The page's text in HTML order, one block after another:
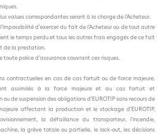
values correspondantes seront à la charge de l’Acheteur.
d’exercer du fait de l’Acheteur ou de tout autre
le temps perdu et tous les autres frais engagés de ce fait
de la prestation.
toute police d’assurance couvrant ces risques.
contractuelles en cas de cas fortuit ou de force majeure.
assimilés à la force majeure et au cas fortuit et
de suspension des obligations d’EUROTIP sans recours de
affectant la production et le stockage d’EUROTIP,
la défaillance du transporteur, l’incendie,
la grève totale ou partielle, le lock-out, les décisions